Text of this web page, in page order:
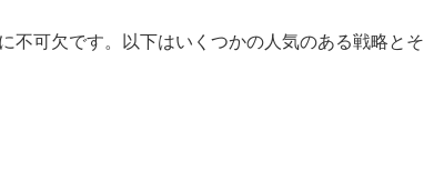
不可欠です。以下はいくつかの人気のある戦略とそ